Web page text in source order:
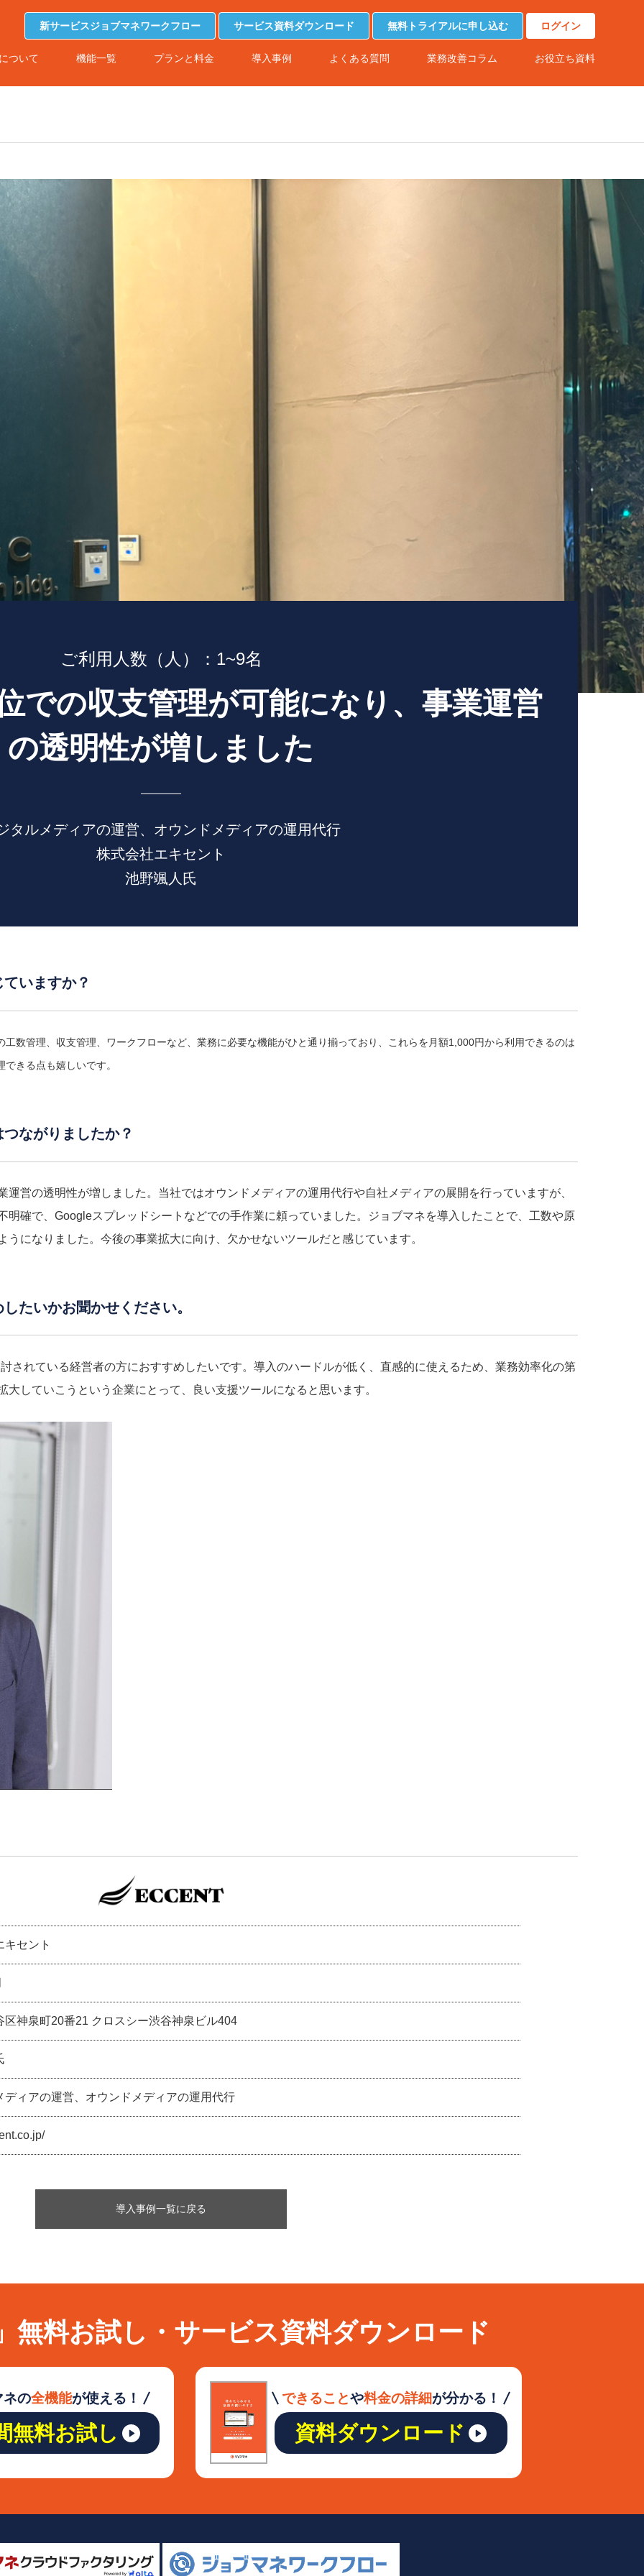
新サービスジョブマネワークフロー サービス資料ダウンロード 無料トライアルに申し込む ログイン
ついて 機能一覧 プランと料金 導入事例 よくある質問 業務改善コラム お役立ち資料
ご利用人数（人）：1~9名
での収支管理が可能になり、事業運営
の透明性が増しました
タルメディアの運営、オウンドメディアの運用代行
株式会社エキセント
池野颯人氏
いますか？
数管理、収支管理、ワークフローなど、業務に必要な機能がひと通り揃っており、これらを月額1,000円から利用できるのは
きる点も嬉しいです。
ながりましたか？
営の透明性が増しました。当社ではオウンドメディアの運用代行や自社メディアの展開を行っていますが、
明確で、Googleスプレッドシートなどでの手作業に頼っていました。ジョブマネを導入したことで、工数や原
になりました。今後の事業拡大に向け、欠かせないツールだと感じています。
たいかお聞かせください。
されている経営者の方におすすめしたいです。導入のハードルが低く、直感的に使えるため、業務効率化の第
していこうという企業にとって、良い支援ツールになると思います。
キセント
区神泉町20番21 クロスシー渋谷神泉ビル404
ディアの運営、オウンドメディアの運用代行
導入事例一覧に戻る
無料お試し・サービス資料ダウンロード
ネの全機能が使える！
無料お試し
できることや料金の詳細が分かる！
資料ダウンロード